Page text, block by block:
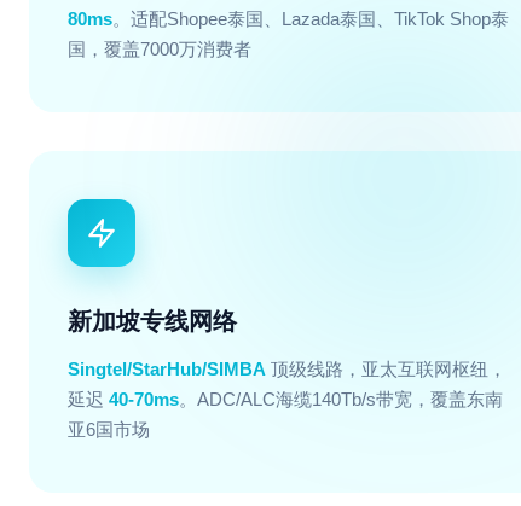
80ms。适配Shopee泰国、Lazada泰国、TikTok Shop泰
国，覆盖7000万消费者
新加坡专线网络
Singtel/StarHub/SIMBA 顶级线路，亚太互联网枢纽，
延迟 40-70ms。ADC/ALC海缆140Tb/s带宽，覆盖东南
亚6国市场